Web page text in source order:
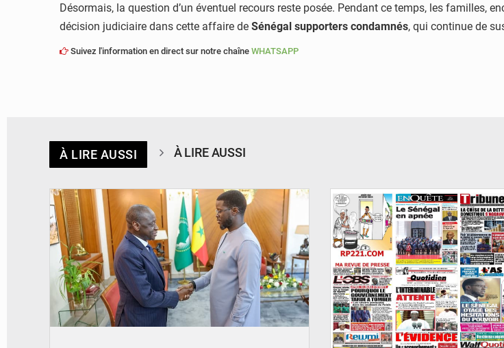
Désormais, la question d’un éventuel recours reste posée. Pendant ce temps, les familles,
décision judiciaire dans cette affaire de Sénégal supporters condamnés, qui continue de
Suivez l'information en direct sur notre chaîne WHATSAPP
À LIRE AUSSI À LIRE AUSSI